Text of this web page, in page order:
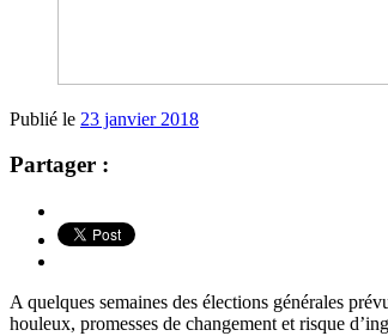
Publié le 23 janvier 2018
Partager :
A quelques semaines des élections générales
houleux, promesses de changement et risque